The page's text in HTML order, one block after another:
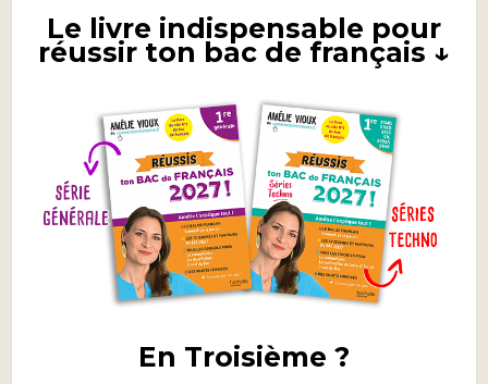
Le livre indispensable pour
réussir ton bac de français ↓
En Troisième ?